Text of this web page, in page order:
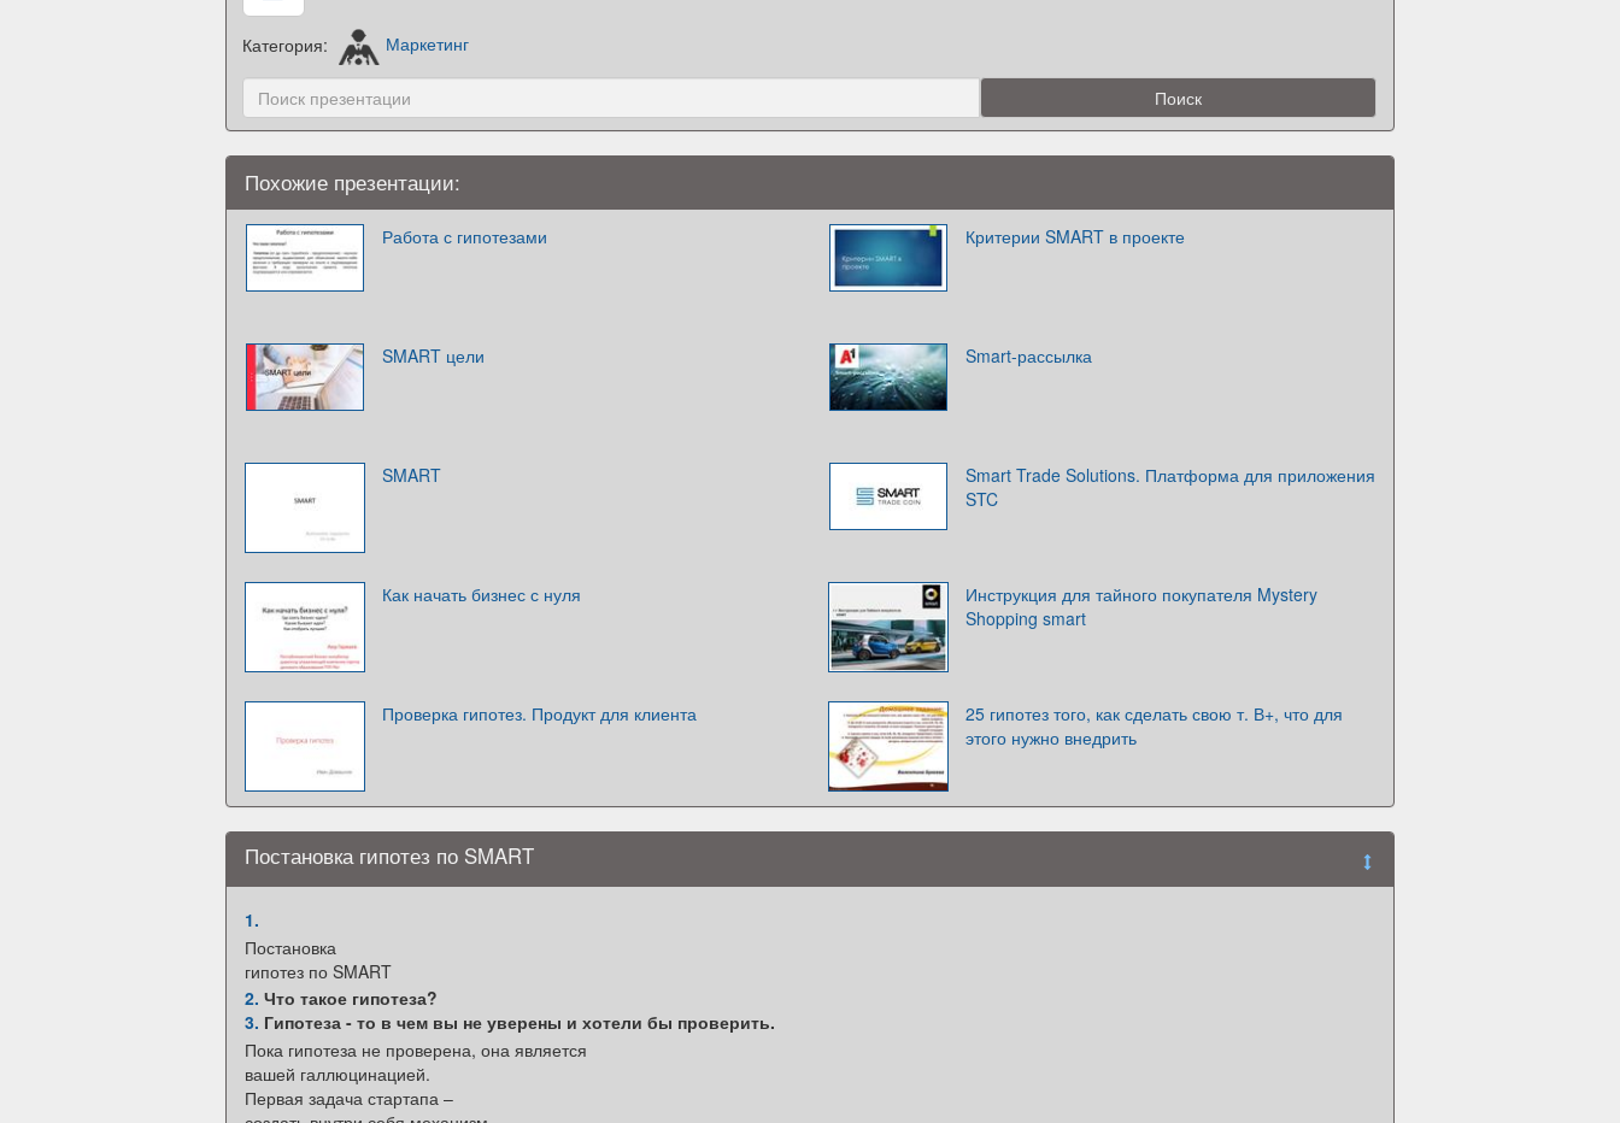
Категория: Маркетинг
Похожие презентации:
Работа с гипотезами Критерии SMART в проекте
SMART цели Smart-рассылка
SMART
Smart Trade Solutions. Платформа для приложения
STC
Как начать бизнес с нуля
Инструкция для тайного покупателя Mystery
Shopping smart
Проверка гипотез. Продукт для клиента
25 гипотез того, как сделать свою т. В+, что для
этого нужно внедрить
Постановка гипотез по SMART
1.
Постановка
гипотез по SMART
2. Что такое гипотеза?
3. Гипотеза - то в чем вы не уверены и хотели бы проверить.
Пока гипотеза не проверена, она является
вашей галлюцинацией.
Первая задача стартапа –